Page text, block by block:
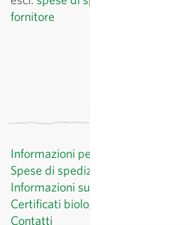
fornitore
Informazioni per il cliente
Spese di spedizione
Informazioni sul diritto di recesso
Certificati biologici
Contatti